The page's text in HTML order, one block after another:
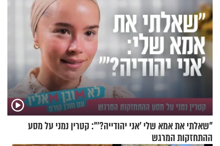
"שאלתי את אמא שלי 'אני יהודייה?'": קטרין נמני על מסע
ההתחזקות המרגש